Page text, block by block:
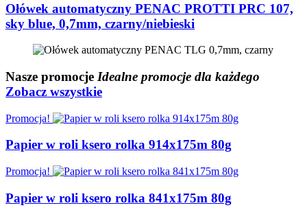
Ołówek automatyczny PENAC PROTTI PRC 107,
sky blue, 0,7mm, czarny/niebieski
Nasze promocje Idealne promocje dla każdego
Zobacz wszystkie
Promocja!
Papier w roli ksero rolka 914x175m 80g
Promocja!
Papier w roli ksero rolka 841x175m 80g